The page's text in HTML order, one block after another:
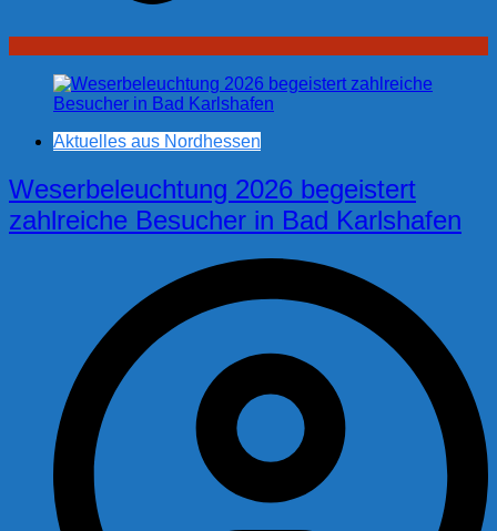
Aktuelles aus Nordhessen
Weserbeleuchtung 2026 begeistert
zahlreiche Besucher in Bad Karlshafen